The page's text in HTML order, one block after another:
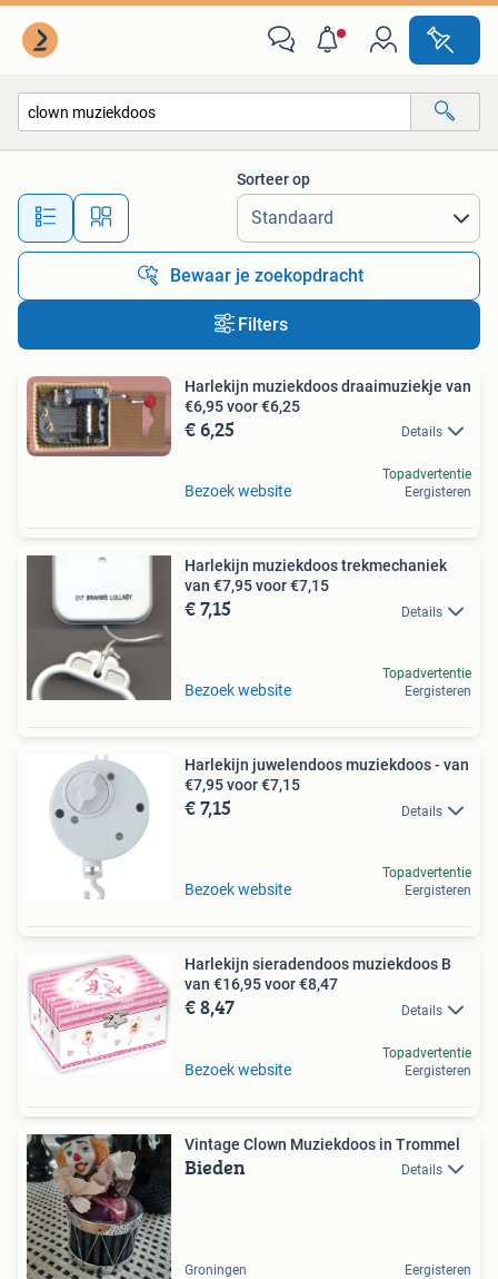
Alle afstanden…
Sorteer op
Bewaar je zoekopdracht
Filters
Harlekijn muziekdoos draaimuziekje van
€6,95 voor €6,25
€ 6,25 Details
Bezoek website
Topadvertentie
Eergisteren
Harlekijn muziekdoos trekmechaniek
van €7,95 voor €7,15
€ 7,15 Details
Bezoek website
Topadvertentie
Eergisteren
Harlekijn juwelendoos muziekdoos - van
€7,95 voor €7,15
€ 7,15 Details
Bezoek website
Topadvertentie
Eergisteren
Harlekijn sieradendoos muziekdoos B
van €16,95 voor €8,47
€ 8,47 Details
Bezoek website
Topadvertentie
Eergisteren
Vintage Clown Muziekdoos in Trommel
Bieden Details
Groningen Eergisteren